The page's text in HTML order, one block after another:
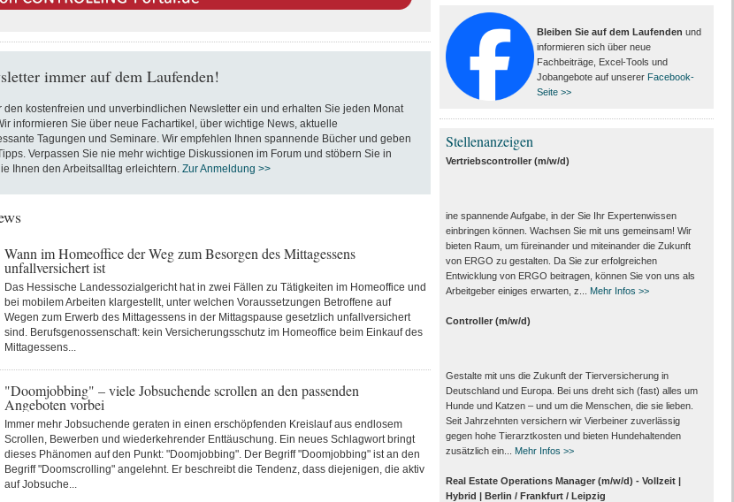
immer auf dem Laufenden!
den kostenfreien und unverbindlichen Newsletter ein und erhalten Sie jeden Monat
informieren Sie über neue Fachartikel, über wichtige News, aktuelle
Tagungen und Seminare. Wir empfehlen Ihnen spannende Bücher und geben
Verpassen Sie nie mehr wichtige Diskussionen im Forum und stöbern Sie in
Ihnen den Arbeitsalltag erleichtern. Zur Anmeldung >>
Wann im Homeoffice der Weg zum Besorgen des Mittagessens
unfallversichert ist
Das Hessische Landessozialgericht hat in zwei Fällen zu Tätigkeiten im Homeoffice und
bei mobilem Arbeiten klargestellt, unter welchen Voraussetzungen Betroffene auf
Wegen zum Erwerb des Mittagessens in der Mittagspause gesetzlich unfallversichert
sind. Berufsgenossenschaft: kein Versicherungsschutz im Homeoffice beim Einkauf des
Mittagessens...
"Doomjobbing" – viele Jobsuchende scrollen an den passenden
Angeboten vorbei
Immer mehr Jobsuchende geraten in einen erschöpfenden Kreislauf aus endlosem
Scrollen, Bewerben und wiederkehrender Enttäuschung. Ein neues Schlagwort bringt
dieses Phänomen auf den Punkt: "Doomjobbing". Der Begriff "Doomjobbing" ist an den
Begriff "Doomscrolling" angelehnt. Er beschreibt die Tendenz, dass diejenigen, die aktiv
auf Jobsuche...
Bleiben Sie auf dem Laufenden und
informieren sich über neue
Fachbeiträge, Excel-Tools und
Jobangebote auf unserer Facebook-
Seite >>
Stellenanzeigen
Vertriebscontroller (m/w/d)
ine spannende Aufgabe, in der Sie Ihr Expertenwissen
einbringen können. Wachsen Sie mit uns gemeinsam! Wir
bieten Raum, um füreinander und miteinander die Zukunft
von ERGO zu gestalten. Da Sie zur erfolgreichen
Entwicklung von ERGO beitragen, können Sie von uns als
Arbeitgeber einiges erwarten, z...
Mehr Infos >>
Controller (m/w/d)
Gestalte mit uns die Zukunft der Tierversicherung in
Deutschland und Europa. Bei uns dreht sich (fast) alles um
Hunde und Katzen – und um die Menschen, die sie lieben.
Seit Jahrzehnten versichern wir Vierbeiner zuverlässig
gegen hohe Tierarztkosten und bieten Hundehaltenden
zusätzlich ein...
Mehr Infos >>
Real Estate Operations Manager (m/w/d) - Vollzeit |
Hybrid | Berlin / Frankfurt / Leipzig